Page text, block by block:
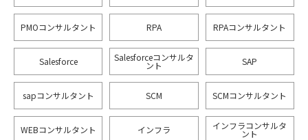
PMOコンサルタント RPA RPAコンサルタント
Salesforce Salesforceコンサルタ
ント SAP
sapコンサルタント SCM SCMコンサルタント
WEBコンサルタント インフラ インフラコンサルタ
ント